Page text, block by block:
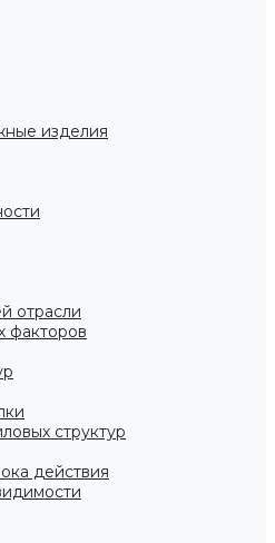
изделия
отрасли
факторов
структур
действия